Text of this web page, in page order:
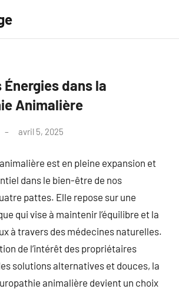
Énergies dans la
Animalière
avril 5, 2025
est en pleine expansion et
dans le bien-être de nos
pattes. Elle repose sur une
qui vise à maintenir l’équilibre et la
à travers des médecines naturelles.
de l’intérêt des propriétaires
solutions alternatives et douces, la
animalière devient un choix